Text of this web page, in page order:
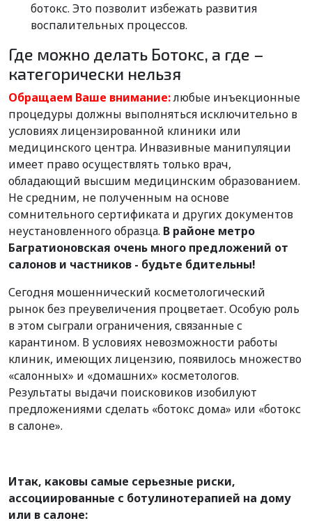
ботокс. Это позволит избежать развития
воспалительных процессов.
Где можно делать Ботокс, а где –
категорически нельзя
Обращаем Ваше внимание:любые инъекционные
процедуры должны выполняться исключительно в
условиях лицензированной клиники или
медицинского центра. Инвазивные манипуляции
имеет право осуществлять только врач,
обладающий высшим медицинским образованием.
Не средним, не полученным на основе
сомнительного сертификата и других документов
неустановленного образца. В районе метро
Багратионовская очень много предложений от
салонов и частников - будьте бдительны!
Сегодня мошеннический косметологический
рынок без преувеличения процветает. Особую роль
в этом сыграли ограничения, связанные с
карантином. В условиях невозможности работы
клиник, имеющих лицензию, появилось множество
«салонных» и «домашних» косметологов.
Результаты выдачи поисковиков изобилуют
предложениями сделать «ботокс дома» или «ботокс
в салоне».
Итак, каковы самые серьезные риски,
ассоциированные с ботулинотерапией на дому
или в салоне: